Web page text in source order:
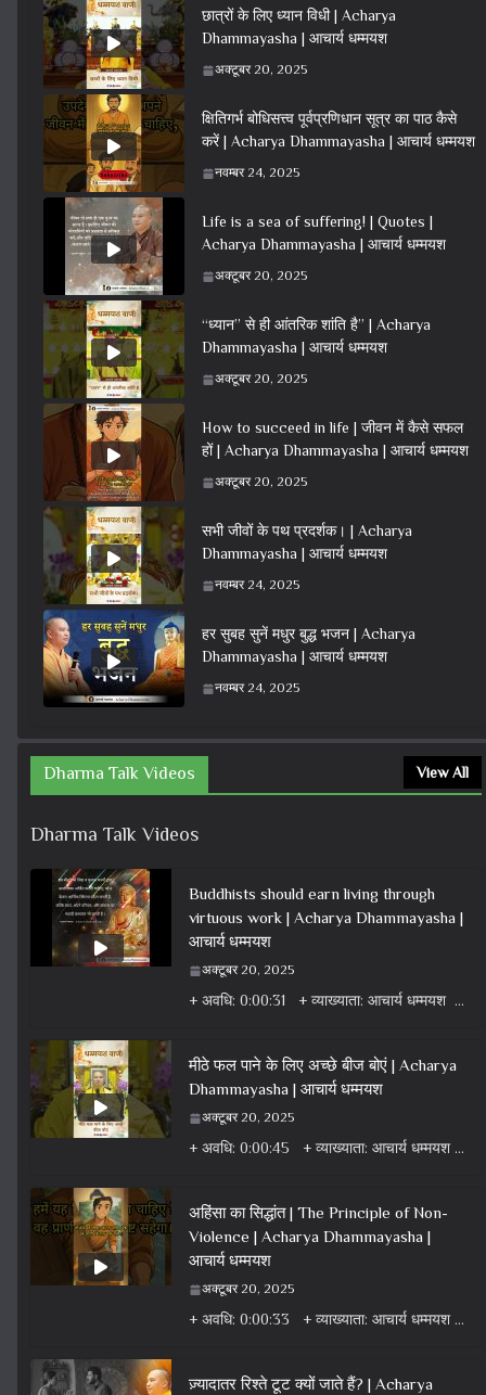
छात्रों के लिए ध्यान विधी | Acharya
Dhammayasha | आचार्य धम्मयश
अक्टूबर 20, 2025
क्षितिगर्भ बोधिसत्त्व पूर्वप्रणिधान सूत्र का पाठ कैसे
करें | Acharya Dhammayasha | आचार्य धम्मयश
नवम्बर 24, 2025
Life is a sea of suffering! | Quotes |
Acharya Dhammayasha | आचार्य धम्मयश
अक्टूबर 20, 2025
“ध्यान” से ही आंतरिक शांति है” | Acharya
Dhammayasha | आचार्य धम्मयश
अक्टूबर 20, 2025
How to succeed in life | जीवन में कैसे सफल
हों | Acharya Dhammayasha | आचार्य धम्मयश
अक्टूबर 20, 2025
सभी जीवों के पथ प्रदर्शक। | Acharya
Dhammayasha | आचार्य धम्मयश
नवम्बर 24, 2025
हर सुबह सुनें मधुर बुद्ध भजन | Acharya
Dhammayasha | आचार्य धम्मयश
नवम्बर 24, 2025
Dharma Talk Videos View All
Dharma Talk Videos
Buddhists should earn living through
virtuous work | Acharya Dhammayasha |
आचार्य धम्मयश
अक्टूबर 20, 2025
+ अवधि: 0:00:31 + व्याख्याता: आचार्य धम्मयश + वर्ग: वीडियो + विषय: धर्म वार्ता वीडियो + एल्बम: धर्म
मीठे फल पाने के लिए अच्छे बीज बोएं | Acharya
Dhammayasha | आचार्य धम्मयश
अक्टूबर 20, 2025
+ अवधि: 0:00:45 + व्याख्याता: आचार्य धम्मयश + वर्ग: वीडियो + विषय: धर्म वार्ता वीडियो + एल्बम: धर्म
अहिंसा का सिद्धांत | The Principle of Non-
Violence | Acharya Dhammayasha |
आचार्य धम्मयश
अक्टूबर 20, 2025
+ अवधि: 0:00:33 + व्याख्याता: आचार्य धम्मयश + वर्ग: वीडियो + विषय: धर्म वार्ता वीडियो + एल्बम: धर्म
ज़्यादातर रिश्ते टूट क्यों जाते हैं? | Acharya